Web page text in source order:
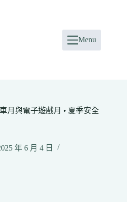
Menu
月與電子遊戲月 • 夏季安全
年 6 月 4 日